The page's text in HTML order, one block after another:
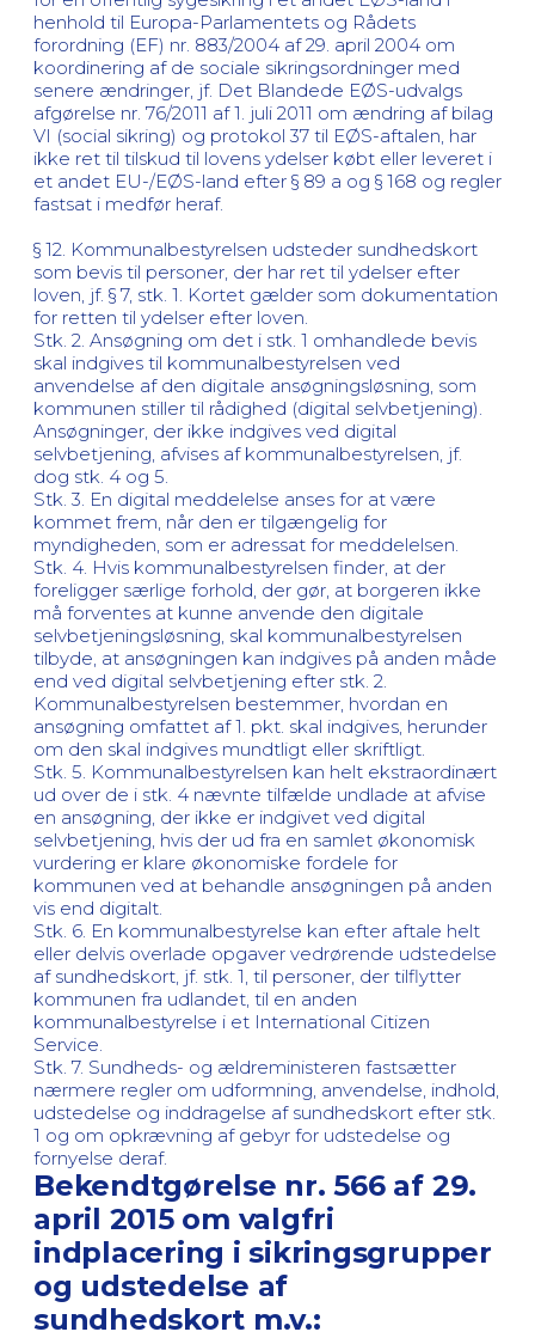
henhold til Europa-Parlamentets og Rådets
forordning (EF) nr. 883/2004 af 29. april 2004 om
koordinering af de sociale sikringsordninger med
senere ændringer, jf. Det Blandede EØS-udvalgs
afgørelse nr. 76/2011 af 1. juli 2011 om ændring af bilag
VI (social sikring) og protokol 37 til EØS-aftalen, har
ikke ret til tilskud til lovens ydelser købt eller leveret i
et andet EU-/EØS-land efter § 89 a og § 168 og regler
fastsat i medfør heraf.
§ 12. Kommunalbestyrelsen udsteder sundhedskort
som bevis til personer, der har ret til ydelser efter
loven, jf. § 7, stk. 1. Kortet gælder som dokumentation
for retten til ydelser efter loven.
Stk. 2. Ansøgning om det i stk. 1 omhandlede bevis
skal indgives til kommunalbestyrelsen ved
anvendelse af den digitale ansøgningsløsning, som
kommunen stiller til rådighed (digital selvbetjening).
Ansøgninger, der ikke indgives ved digital
selvbetjening, afvises af kommunalbestyrelsen, jf.
dog stk. 4 og 5.
Stk. 3. En digital meddelelse anses for at være
kommet frem, når den er tilgængelig for
myndigheden, som er adressat for meddelelsen.
Stk. 4. Hvis kommunalbestyrelsen finder, at der
foreligger særlige forhold, der gør, at borgeren ikke
må forventes at kunne anvende den digitale
selvbetjeningsløsning, skal kommunalbestyrelsen
tilbyde, at ansøgningen kan indgives på anden måde
end ved digital selvbetjening efter stk. 2.
Kommunalbestyrelsen bestemmer, hvordan en
ansøgning omfattet af 1. pkt. skal indgives, herunder
om den skal indgives mundtligt eller skriftligt.
Stk. 5. Kommunalbestyrelsen kan helt ekstraordinært
ud over de i stk. 4 nævnte tilfælde undlade at afvise
en ansøgning, der ikke er indgivet ved digital
selvbetjening, hvis der ud fra en samlet økonomisk
vurdering er klare økonomiske fordele for
kommunen ved at behandle ansøgningen på anden
vis end digitalt.
Stk. 6. En kommunalbestyrelse kan efter aftale helt
eller delvis overlade opgaver vedrørende udstedelse
af sundhedskort, jf. stk. 1, til personer, der tilflytter
kommunen fra udlandet, til en anden
kommunalbestyrelse i et International Citizen
Service.
Stk. 7. Sundheds- og ældreministeren fastsætter
nærmere regler om udformning, anvendelse, indhold,
udstedelse og inddragelse af sundhedskort efter stk.
1 og om opkrævning af gebyr for udstedelse og
fornyelse deraf.
Bekendtgørelse nr. 566 af 29.
april 2015 om valgfri
indplacering i sikringsgrupper
og udstedelse af
sundhedskort m.v.: